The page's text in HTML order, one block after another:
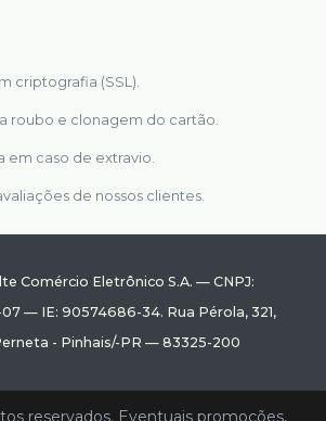
criptografia (SSL).
roubo e clonagem do cartão.
em caso de extravio.
de nossos clientes.
Comércio Eletrônico S.A. — CNPJ:
07— IE: 90574686-34. Rua Pérola, 321,
- Pinhais/-PR — 83325-200
reservados. Eventuais promoções,